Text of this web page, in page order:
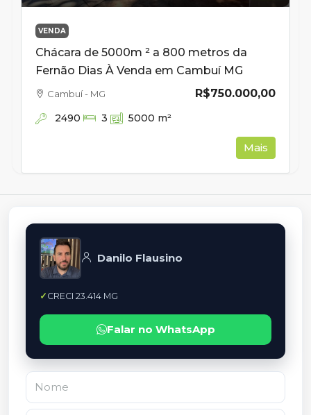
VENDA
Chácara de 5000m ² a 800 metros da
Fernão Dias À Venda em Cambuí MG
R$750.000,00
Cambuí - MG
2490 3 5000 m²
Mais
Danilo Flausino
CRECI 23.414 MG
Falar no WhatsApp